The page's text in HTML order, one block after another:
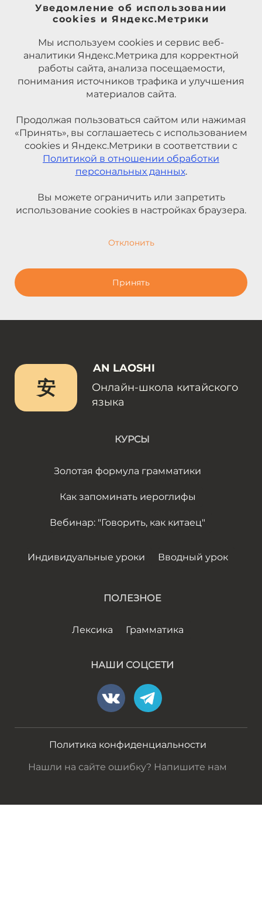
Уведомление об использовании
cookies и Яндекс.Метрики
Мы используем cookies и сервис веб-
аналитики Яндекс.Метрика для корректной
работы сайта, анализа посещаемости,
понимания источников трафика и улучшения
материалов сайта.
Продолжая пользоваться сайтом или нажимая
«Принять», вы соглашаетесь с использованием
cookies и Яндекс.Метрики в соответствии с
Политикой в отношении обработки
персональных данных.
Вы можете ограничить или запретить
использование cookies в настройках браузера.
Отклонить
Принять
安
AN LAOSHI
Онлайн-школа китайского
языка
КУРСЫ
Золотая формула грамматики
Как запоминать иероглифы
Вебинар: "Говорить, как китаец"
Индивидуальные уроки Вводный урок
ПОЛЕЗНОЕ
Лексика Грамматика
НАШИ СОЦСЕТИ
Политика конфиденциальности
Нашли на сайте ошибку? Напишите нам